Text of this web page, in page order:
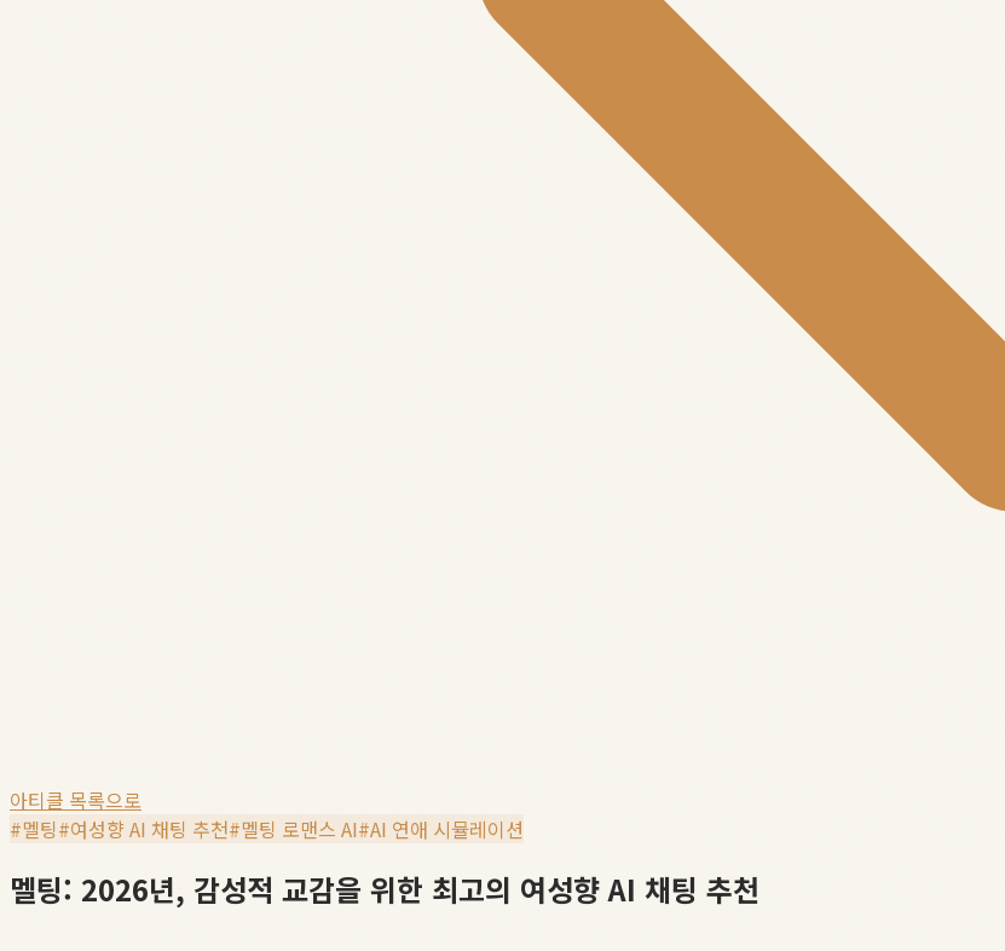
아티클 목록으로
#멜팅#여성향 AI 채팅 추천#멜팅 로맨스 AI#AI 연애 시뮬레이션
멜팅: 2026년, 감성적 교감을 위한 최고의 여성향 AI 채팅 추천